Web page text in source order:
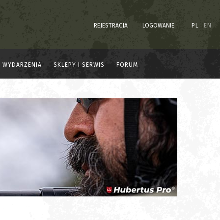
REJESTRACJA LOGOWANIE PL EN
WYDARZENIA SKLEPY I SERWIS FORUM